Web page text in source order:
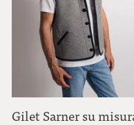
Gilet Sarner su